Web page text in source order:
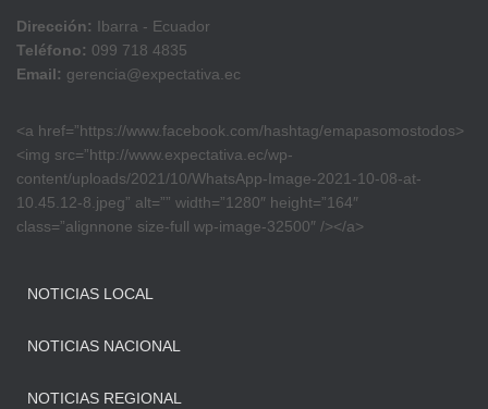
Dirección: Ibarra - Ecuador
Teléfono: 099 718 4835
Email: gerencia@expectativa.ec
<a href=”https://www.facebook.com/hashtag/emapasomostodos>
<img src=”http://www.expectativa.ec/wp-
content/uploads/2021/10/WhatsApp-Image-2021-10-08-at-
10.45.12-8.jpeg” alt=”” width=”1280″ height=”164″
class=”alignnone size-full wp-image-32500″ /></a>
NOTICIAS LOCAL
NOTICIAS NACIONAL
NOTICIAS REGIONAL